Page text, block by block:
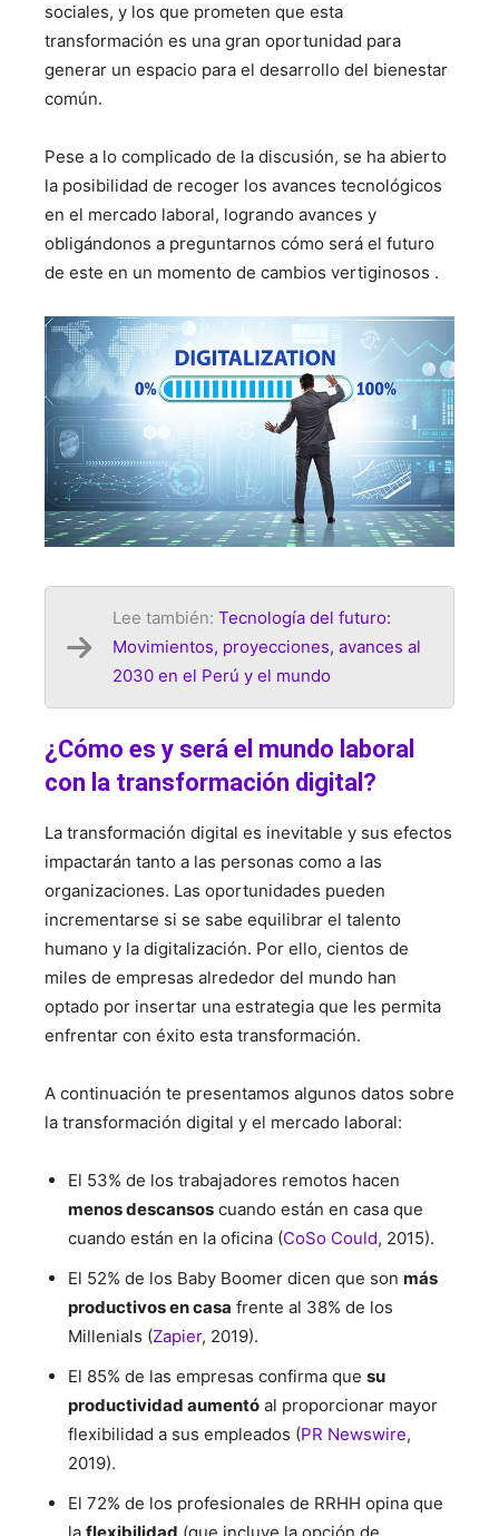
sociales, y los que prometen que esta
transformación es una gran oportunidad para
generar un espacio para el desarrollo del bienestar
común.
Pese a lo complicado de la discusión, se ha abierto
la posibilidad de recoger los avances tecnológicos
en el mercado laboral, logrando avances y
obligándonos a preguntarnos cómo será el futuro
de este en un momento de cambios vertiginosos .
Lee también: Tecnología del futuro:
Movimientos, proyecciones, avances al
2030 en el Perú y el mundo
¿Cómo es y será el mundo laboral
con la transformación digital?
La transformación digital es inevitable y sus efectos
impactarán tanto a las personas como a las
organizaciones. Las oportunidades pueden
incrementarse si se sabe equilibrar el talento
humano y la digitalización. Por ello, cientos de
miles de empresas alrededor del mundo han
optado por insertar una estrategia que les permita
enfrentar con éxito esta transformación.
A continuación te presentamos algunos datos sobre
la transformación digital y el mercado laboral:
El 53% de los trabajadores remotos hacen
menos descansos cuando están en casa que
cuando están en la oficina (CoSo Could, 2015).
El 52% de los Baby Boomer dicen que son más
productivos en casa frente al 38% de los
Millenials (Zapier, 2019).
El 85% de las empresas confirma que su
productividad aumentó al proporcionar mayor
flexibilidad a sus empleados (PR Newswire,
2019).
El 72% de los profesionales de RRHH opina que